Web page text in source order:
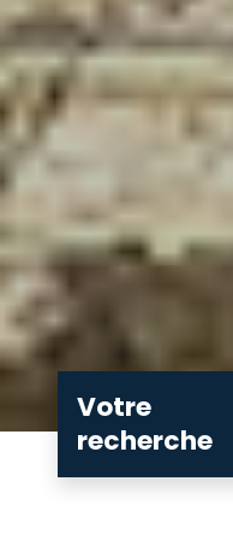
Votre
recherche